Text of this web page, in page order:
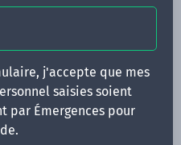
j'accepte que mes
saisies soient
par Émergences pour